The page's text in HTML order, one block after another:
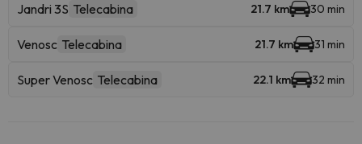
Jandri 3S Telecabina 21.7 km 30 min
Venosc Telecabina 21.7 km 31 min
Super Venosc Telecabina 22.1 km 32 min